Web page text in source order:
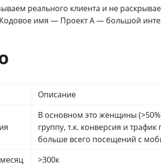
реального клиента и не
имя — Проект А — большой
Описание
В основном это женщины
группу, т.к. конверсия и
больше всего посещений с
>300к